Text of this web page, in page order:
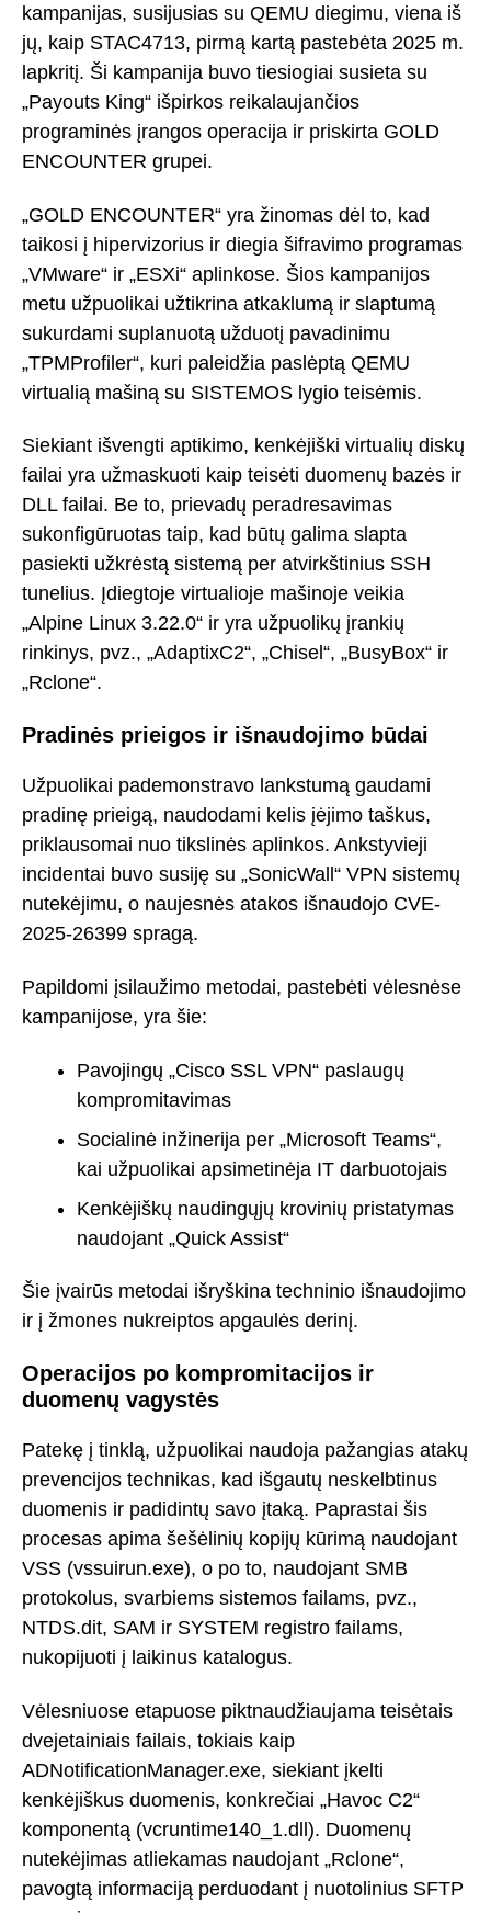
kampanijas, susijusias su QEMU diegimu, viena iš
jų, kaip STAC4713, pirmą kartą pastebėta 2025 m.
lapkritį. Ši kampanija buvo tiesiogiai susieta su
„Payouts King“ išpirkos reikalaujančios
programinės įrangos operacija ir priskirta GOLD
ENCOUNTER grupei.
„GOLD ENCOUNTER“ yra žinomas dėl to, kad
taikosi į hipervizorius ir diegia šifravimo programas
„VMware“ ir „ESXi“ aplinkose. Šios kampanijos
metu užpuolikai užtikrina atkaklumą ir slaptumą
sukurdami suplanuotą užduotį pavadinimu
„TPMProfiler“, kuri paleidžia paslėptą QEMU
virtualią mašiną su SISTEMOS lygio teisėmis.
Siekiant išvengti aptikimo, kenkėjiški virtualių diskų
failai yra užmaskuoti kaip teisėti duomenų bazės ir
DLL failai. Be to, prievadų peradresavimas
sukonfigūruotas taip, kad būtų galima slapta
pasiekti užkrėstą sistemą per atvirkštinius SSH
tunelius. Įdiegtoje virtualioje mašinoje veikia
„Alpine Linux 3.22.0“ ir yra užpuolikų įrankių
rinkinys, pvz., „AdaptixC2“, „Chisel“, „BusyBox“ ir
„Rclone“.
Pradinės prieigos ir išnaudojimo būdai
Užpuolikai pademonstravo lankstumą gaudami
pradinę prieigą, naudodami kelis įėjimo taškus,
priklausomai nuo tikslinės aplinkos. Ankstyvieji
incidentai buvo susiję su „SonicWall“ VPN sistemų
nutekėjimu, o naujesnės atakos išnaudojo CVE-
2025-26399 spragą.
Papildomi įsilaužimo metodai, pastebėti vėlesnėse
kampanijose, yra šie:
Pavojingų „Cisco SSL VPN“ paslaugų
kompromitavimas
Socialinė inžinerija per „Microsoft Teams“,
kai užpuolikai apsimetinėja IT darbuotojais
Kenkėjiškų naudingųjų krovinių pristatymas
naudojant „Quick Assist“
Šie įvairūs metodai išryškina techninio išnaudojimo
ir į žmones nukreiptos apgaulės derinį.
Operacijos po kompromitacijos ir
duomenų vagystės
Patekę į tinklą, užpuolikai naudoja pažangias atakų
prevencijos technikas, kad išgautų neskelbtinus
duomenis ir padidintų savo įtaką. Paprastai šis
procesas apima šešėlinių kopijų kūrimą naudojant
VSS (vssuirun.exe), o po to, naudojant SMB
protokolus, svarbiems sistemos failams, pvz.,
NTDS.dit, SAM ir SYSTEM registro failams,
nukopijuoti į laikinus katalogus.
Vėlesniuose etapuose piktnaudžiaujama teisėtais
dvejetainiais failais, tokiais kaip
ADNotificationManager.exe, siekiant įkelti
kenkėjiškus duomenis, konkrečiai „Havoc C2“
komponentą (vcruntime140_1.dll). Duomenų
nutekėjimas atliekamas naudojant „Rclone“,
pavogtą informaciją perduodant į nuotolinius SFTP